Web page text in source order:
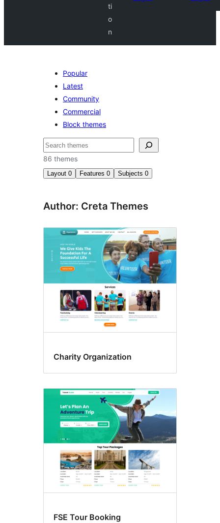
ti
o
n
Popular
Latest
Community
Commercial
Block themes
Hľadať
86 themes
Layout 0 Features 0 Subjects 0
Author: Creta Themes
Charity Organization
FSE Tour Booking